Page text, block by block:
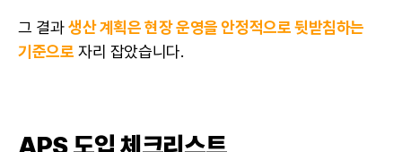
그 결과생산 계획은 현장 운영을 안정적으로 뒷받침하는
기준으로 자리 잡았습니다.
APS 도입 체크리스트,